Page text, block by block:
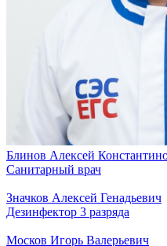
Блинов Алексей
Санитарный врач
Значков Алексей Генадьевич
Дезинфектор 3 разряда
Москов Игорь Валерьевич